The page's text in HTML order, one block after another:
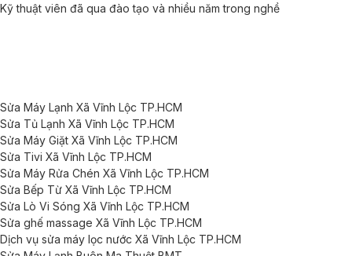
Kỹ thuật viên đã qua đào tạo và nhiều năm trong nghề
Sửa Máy Lạnh Xã Vĩnh Lộc TP.HCM
Sửa Tủ Lạnh Xã Vĩnh Lộc TP.HCM
Sửa Máy Giặt Xã Vĩnh Lộc TP.HCM
Sửa Tivi Xã Vĩnh Lộc TP.HCM
Sửa Máy Rửa Chén Xã Vĩnh Lộc TP.HCM
Sửa Bếp Từ Xã Vĩnh Lộc TP.HCM
Sửa Lò Vi Sóng Xã Vĩnh Lộc TP.HCM
Sửa ghế massage Xã Vĩnh Lộc TP.HCM
Dịch vụ sửa máy lọc nước Xã Vĩnh Lộc TP.HCM